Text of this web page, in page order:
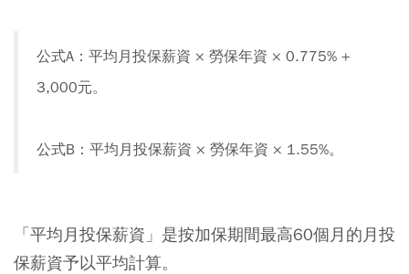
公式A：平均月投保薪資 × 勞保年資 × 0.775% +
3,000元。
公式B：平均月投保薪資 × 勞保年資 × 1.55%。
「平均月投保薪資」是按加保期間最高60個月的月投
保薪資予以平均計算。